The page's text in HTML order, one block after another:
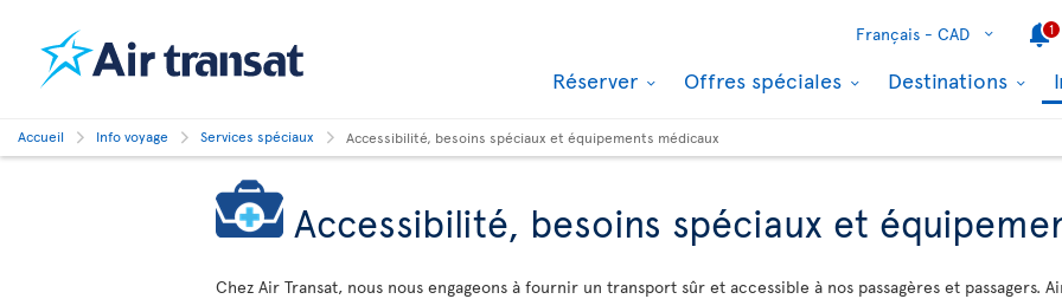
Français - CAD 1
Réserver Offres spéciales Destinations
Accueil Info voyage Services spéciaux Accessibilité, besoins spéciaux et équipements médicaux
Accessibilité, besoins spéciaux et
Chez Air Transat, nous nous engageons à fournir un transport sûr et accessible à nos passagères et passagers.